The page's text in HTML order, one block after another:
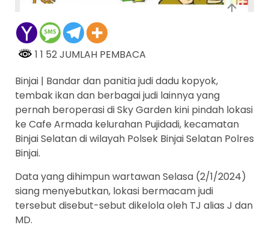
1 1 52 JUMLAH PEMBACA
Binjai | Bandar dan panitia judi dadu kopyok,
tembak ikan dan berbagai judi lainnya yang
pernah beroperasi di Sky Garden kini pindah lokasi
ke Cafe Armada kelurahan Pujidadi, kecamatan
Binjai Selatan di wilayah Polsek Binjai Selatan Polres
Binjai.
Data yang dihimpun wartawan Selasa (2/1/2024)
siang menyebutkan, lokasi bermacam judi
tersebut disebut-sebut dikelola oleh TJ alias J dan
MD.